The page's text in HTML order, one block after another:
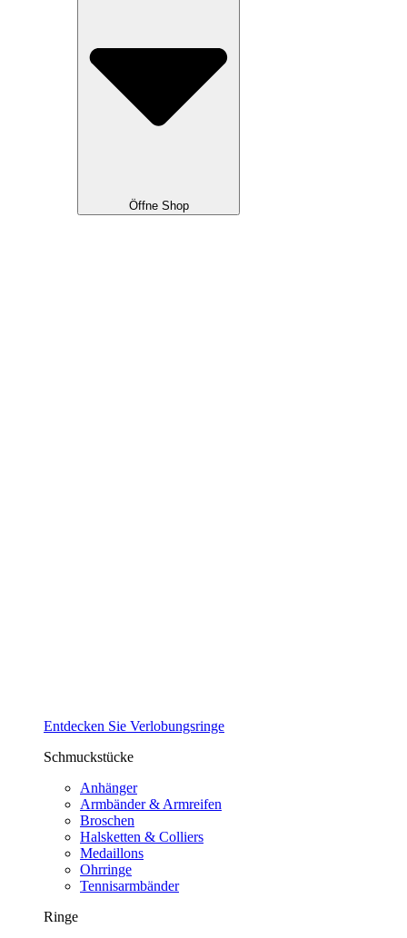
Öffne Shop
Entdecken Sie Verlobungsringe
Schmuckstücke
Anhänger
Armbänder & Armreifen
Broschen
Halsketten & Colliers
Medaillons
Ohrringe
Tennisarmbänder
Ringe